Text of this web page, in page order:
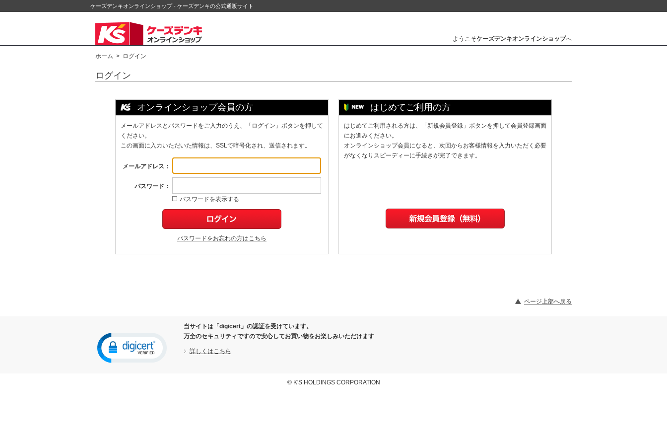
ケーズデンキオンラインショップ - ケーズデンキの公式通販サイト
ようこそケーズデンキオンラインショップへ
ホーム > ログイン
ログイン
オンラインショップ会員の方
メールアドレスとパスワードをご入力のうえ、「ログイン」ボタンを押して
ください。
この画面に入力いただいた情報は、SSLで暗号化され、送信されます。
メールアドレス：
パスワード：
パスワードを表示する
パスワードをお忘れの方はこちら
はじめてご利用の方
はじめてご利用される方は、「新規会員登録」ボタンを押して会員登録画面
にお進みください。
オンラインショップ会員になると、次回からお客様情報を入力いただく必要
がなくなりスピーディーに手続きが完了できます。
ページ上部へ戻る
当サイトは「digicert」の認証を受けています。
万全のセキュリティですので安心してお買い物をお楽しみいただけます
詳しくはこちら
© K'S HOLDINGS CORPORATION